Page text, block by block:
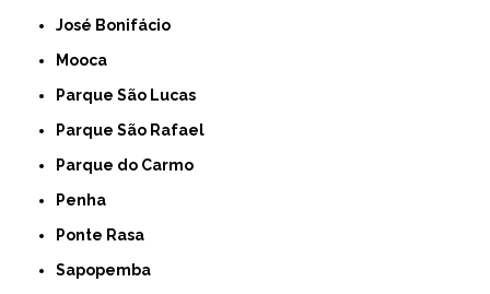
José Bonifácio
Mooca
Parque São Lucas
Parque São Rafael
Parque do Carmo
Penha
Ponte Rasa
Sapopemba